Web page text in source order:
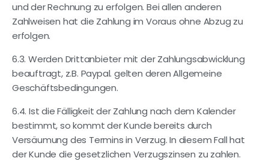
und der Rechnung zu erfolgen. Bei allen anderen
Zahlweisen hat die Zahlung im Voraus ohne Abzug zu
erfolgen.
6.3. Werden Drittanbieter mit der Zahlungsabwicklung
beauftragt, z.B. Paypal. gelten deren Allgemeine
Geschäftsbedingungen.
6.4. Ist die Fälligkeit der Zahlung nach dem Kalender
bestimmt, so kommt der Kunde bereits durch
Versäumung des Termins in Verzug. In diesem Fall hat
der Kunde die gesetzlichen Verzugszinsen zu zahlen.